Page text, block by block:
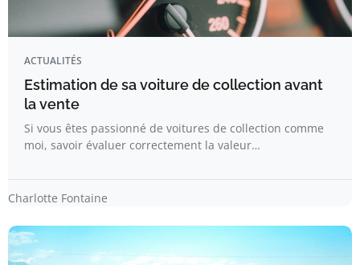
ACTUALITÉS
Estimation de sa voiture de collection avant
la vente
Si vous êtes passionné de voitures de collection comme
moi, savoir évaluer correctement la valeur…
Charlotte Fontaine